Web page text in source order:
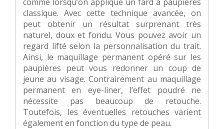
classique. Avec cette technique avancée, on
peut obtenir un résultat surprenant très
naturel, doux et fondu. Vous pouvez avoir un
regard lifté selon la personnalisation du trait.
Ainsi, le maquillage permanent opéré sur les
paupières peut vous redonner un coup de
jeune au visage. Contrairement au maquillage
permanent en eye-liner, l’effet poudré ne
nécessite pas beaucoup de retouche.
Toutefois, les éventuelles retouches varient
également en fonction du type de peau.